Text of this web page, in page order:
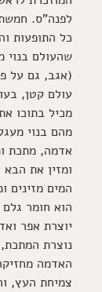
לפנה"ס.
כל התופעות
שהעולם
(אגב, גם על
עולם קטן,
מכיל בתוכו
מהם בנוי
אדמה, מתכת
ומזין את
המים מזינים
הוא חומר
יוצרת אפר
נוצרת
האדמה
צמיחת העץ,